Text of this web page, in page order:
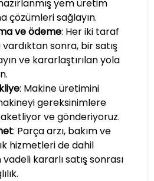
yem üretim
çözümleri sağlayın.
ve ödeme: Her iki taraf
sonra, bir satış
ve kararlaştırılan yola
: Makine üretimini
gereksinimlere
ve gönderiyoruz.
: Parça arzı, bakım ve
hizmetleri de dahil
kararlı satış sonrası